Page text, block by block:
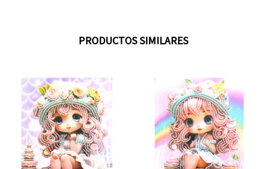
PRODUCTOS SIMILARES